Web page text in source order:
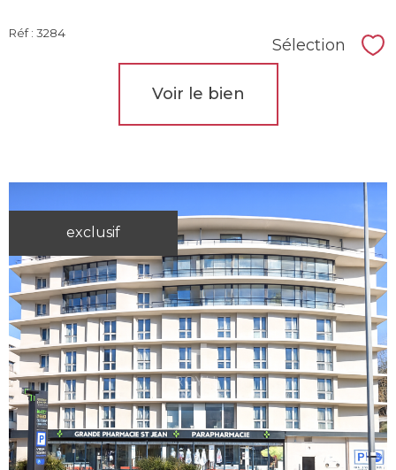
Réf : 3284
Sélection
Voir le bien
exclusif